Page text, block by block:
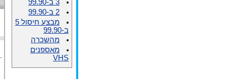
3 ב-99.90
2 ב-99.90
מבצע חיסול 5
ב-99.90
מהשכרה
מאספנים
VHS